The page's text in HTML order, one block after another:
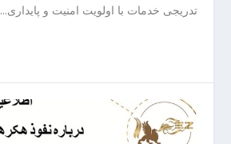
تدریجی خدمات با اولویت امنیت و پایداری...